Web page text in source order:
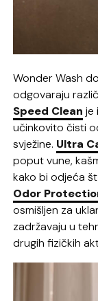
Wonder Wash
odgovaraju
Speed Clean je
učinkovito čisti
svježine. Ultra
poput vune,
kako bi odjeća
Odor
osmišljen za
zadržavaju u
drugih fizičkih